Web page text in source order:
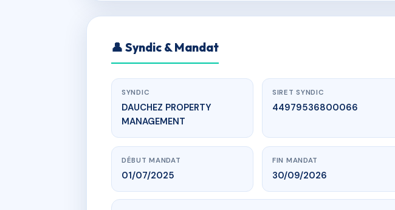
👤 Syndic & Mandat
SYNDIC
DAUCHEZ PROPERTY
MANAGEMENT
SIRET SYNDIC
44979536800066
DÉBUT MANDAT
01/07/2025
FIN MANDAT
30/09/2026